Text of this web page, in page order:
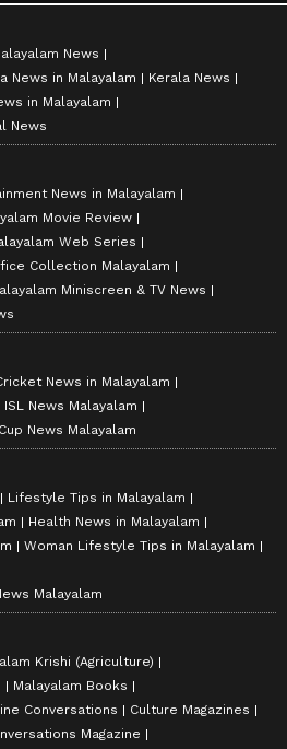
News
News in Malayalam
Kerala News
in Malayalam
News
News in Malayalam
Movie Review
Web Series
Collection Malayalam
Miniscreen & TV News
News in Malayalam
ISL News Malayalam
News Malayalam
Lifestyle Tips in Malayalam
Health News in Malayalam
Woman Lifestyle Tips in Malayalam
Malayalam
Krishi (Agriculture)
Malayalam Books
Conversations
Culture Magazines
Magazine